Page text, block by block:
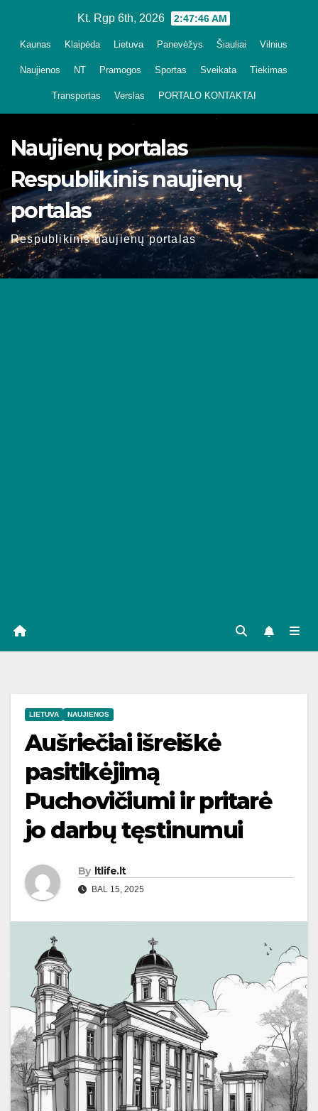
Kt. Rgp 6th, 2026 2:47:46 AM
Kaunas Klaipėda Lietuva Panevėžys Šiauliai Vilnius
Naujienos NT Pramogos Sportas Sveikata Tiekimas
Transportas Verslas PORTALO KONTAKTAI
Naujienų portalas
Respublikinis naujienų
portalas
Respublikinis naujienų portalas
LIETUVA NAUJIENOS
Aušriečiai išreiškė
pasitikėjimą
Puchovičiumi ir pritarė
jo darbų tęstinumui
By ltlife.lt
BAL 15, 2025